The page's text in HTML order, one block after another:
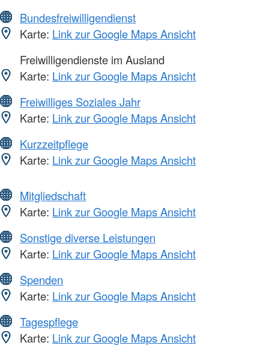
Bundesfreiwilligendienst
Karte: Link zur Google Maps Ansicht
Freiwilligendienste im Ausland
Karte: Link zur Google Maps Ansicht
Freiwilliges Soziales Jahr
Karte: Link zur Google Maps Ansicht
Kurzzeitpflege
Karte: Link zur Google Maps Ansicht
Mitgliedschaft
Karte: Link zur Google Maps Ansicht
Sonstige diverse Leistungen
Karte: Link zur Google Maps Ansicht
Spenden
Karte: Link zur Google Maps Ansicht
Tagespflege
Karte: Link zur Google Maps Ansicht